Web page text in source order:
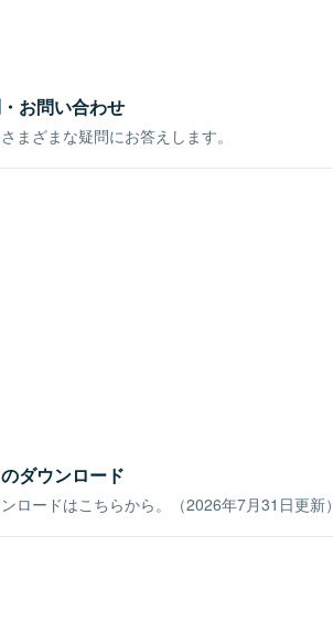
お問い合わせ
まざまな疑問にお答えします。
ダウンロード
ロードはこちらから。（2026年7月31日更新）